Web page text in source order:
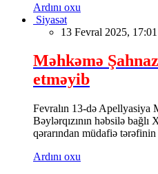
Ardını oxu
Siyasət
13 Fevral 2025, 17:01
Məhkəmə
etməyib
Fevralın 13-də Apellyasiya
Bəylərqızının həbsilə
qərarından müdafiə
Ardını oxu